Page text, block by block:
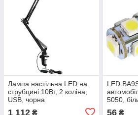
Лампа настільна LED на
струбцині 10Вт, 2 коліна,
USB, чорна
1 112 ₴
LED
5050,
56₴